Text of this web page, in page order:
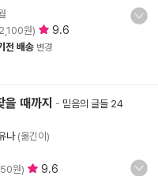
원) 9.6
전 배송 변경
때까지 - 믿음의 글들 24
나(옮긴이)
원) 9.6